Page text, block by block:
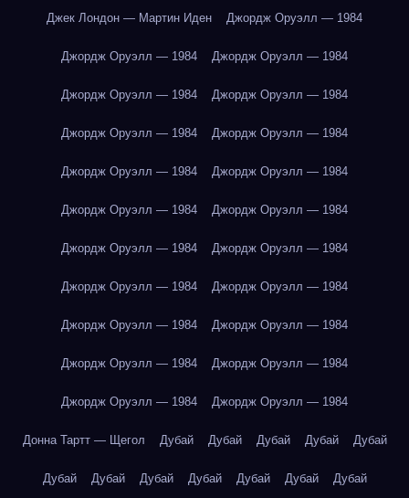
Джек Лондон — Мартин Иден Джордж Оруэлл — 1984
Джордж Оруэлл — 1984 Джордж Оруэлл — 1984
Джордж Оруэлл — 1984 Джордж Оруэлл — 1984
Джордж Оруэлл — 1984 Джордж Оруэлл — 1984
Джордж Оруэлл — 1984 Джордж Оруэлл — 1984
Джордж Оруэлл — 1984 Джордж Оруэлл — 1984
Джордж Оруэлл — 1984 Джордж Оруэлл — 1984
Джордж Оруэлл — 1984 Джордж Оруэлл — 1984
Джордж Оруэлл — 1984 Джордж Оруэлл — 1984
Джордж Оруэлл — 1984 Джордж Оруэлл — 1984
Джордж Оруэлл — 1984 Джордж Оруэлл — 1984
Донна Тартт — Щегол Дубай Дубай Дубай Дубай Дубай
Дубай Дубай Дубай Дубай Дубай Дубай Дубай